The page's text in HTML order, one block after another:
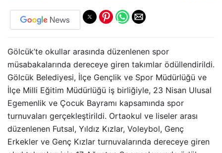
Gölcük’te okullar arasında düzenlenen spor
müsabakalarında dereceye giren takımlar ödüllendirildi.
Gölcük Belediyesi, İlçe Gençlik ve Spor Müdürlüğü ve
İlçe Milli Eğitim Müdürlüğü iş birliğiyle, 23 Nisan Ulusal
Egemenlik ve Çocuk Bayramı kapsamında spor
turnuvaları gerçekleştirildi. Ortaokul ve liseler arası
düzenlenen Futsal, Yıldız Kızlar, Voleybol, Genç
Erkekler ve Genç Kızlar turnuvalarında dereceye giren